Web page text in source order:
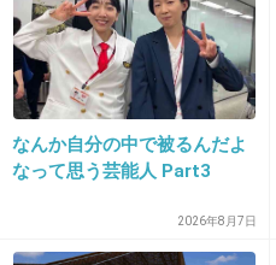
18. 匿名 2019/11/06(水) 17:40:43
好きものの顔と身体じ
の美容師にソックリw
まだこちらがマシ
なんか自分の中で被るんだよ
なって思う芸能人 Part3
2026年8月7日